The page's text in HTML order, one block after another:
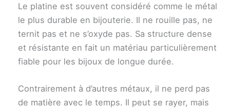
Le platine est souvent considéré comme le métal
le plus durable en bijouterie. Il ne rouille pas, ne
ternit pas et ne s’oxyde pas. Sa structure dense
et résistante en fait un matériau particulièrement
fiable pour les bijoux de longue durée.
Contrairement à d’autres métaux, il ne perd pas
de matière avec le temps. Il peut se rayer, mais